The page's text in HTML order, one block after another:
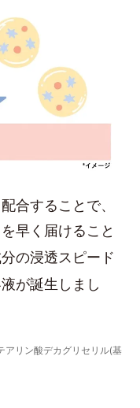
合することで、
早く届けること
の浸透スピード
が誕生しまし
リン酸デカグリセリル(基